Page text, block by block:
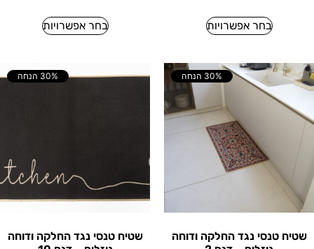
בחר אפשרויות בחר אפשרויות
30% הנחה
שטיח טנסי נגד החלקה ודוחה
30% הנחה
שטיח טנסי נגד החלקה ודוחה